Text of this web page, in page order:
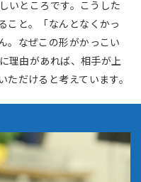
いところです。こうした
こと。「なんとなくかっ
。なぜこの形がかっこい
理由があれば、相手が上
だけると考えています。